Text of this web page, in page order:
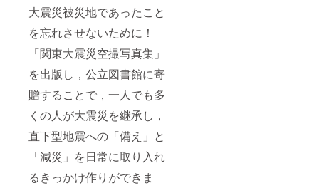
大震災被災地であったこと
を忘れさせないために！
「関東大震災空撮写真集」
を出版し，公立図書館に寄
贈することで，一人でも多
くの人が大震災を継承し，
直下型地震への「備え」と
「減災」を日常に取り入れ
るきっかけ作りができま